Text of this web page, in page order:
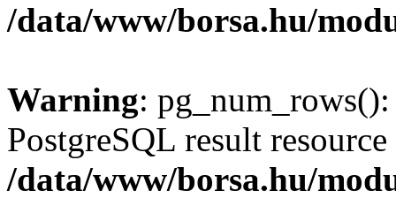
/data/www/borsa.hu/
Warning:
PostgreSQL result
/data/www/borsa.hu/